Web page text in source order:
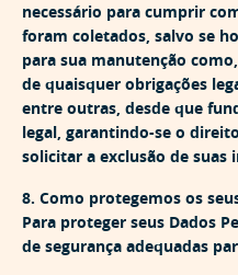
necessário para cumprir
foram coletados, salvo se
para sua manutenção
de quaisquer obrigações
entre outras, desde que
legal, garantindo-se o
solicitar a exclusão de suas
8. Como protegemos os
Para proteger seus Dados
de segurança adequadas